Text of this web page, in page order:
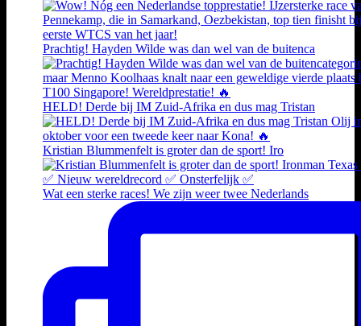
Prachtig! Hayden Wilde was dan wel van de buitenca
HELD! Derde bij IM Zuid-Afrika en dus mag Tristan
Kristian Blummenfelt is groter dan de sport! Iro
Wat een sterke races! We zijn weer twee Nederlands